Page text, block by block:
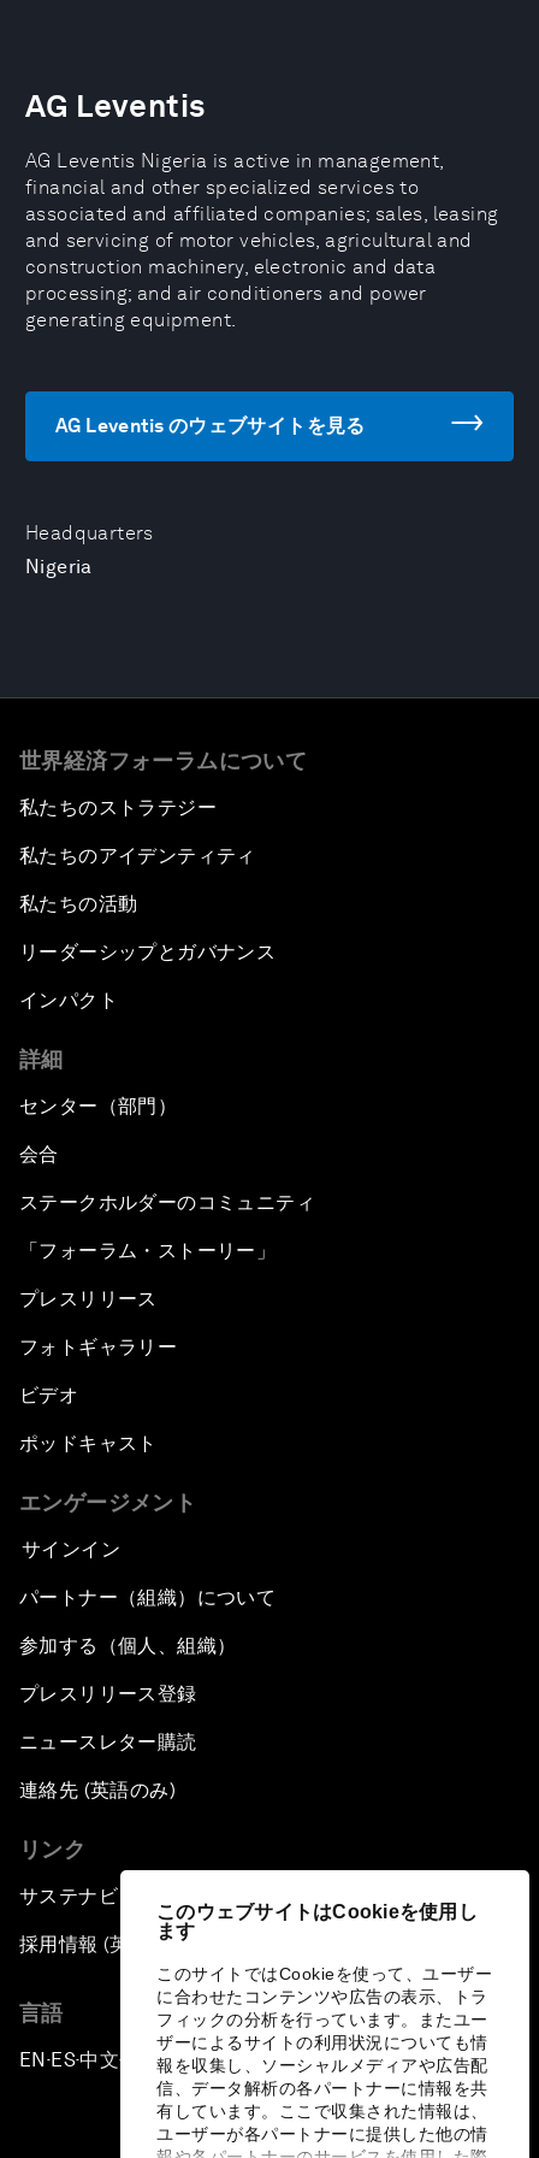
このウェブサイトはCookieを使用し
ます
このサイトではCookieを使って、ユーザー
に合わせたコンテンツや広告の表示、トラ
フィックの分析を行っています。またユー
ザーによるサイトの利用状況についても情
報を収集し、ソーシャルメディアや広告配
信、データ解析の各パートナーに情報を共
有しています。ここで収集された情報は、
ユーザーが各パートナーに提供した他の情
Headquarters
Nigeria
AG Leventis
AG Leventis Nigeria is active in management,
financial and other specialized services to
associated and affiliated companies; sales, leasing
and servicing of motor vehicles, agricultural and
construction machinery, electronic and data
processing; and air conditioners and power
generating equipment.
AG Leventis のウェブサイトを見る
世界経済フォーラムについて
私たちのストラテジー
私たちのアイデンティティ
私たちの活動
リーダーシップとガバナンス
インパクト
詳細
センター（部門）
会合
ステークホルダーのコミュニティ
「フォーラム・ストーリー」
プレスリリース
フォトギャラリー
ビデオ
ポッドキャスト
エンゲージメント
サインイン
パートナー（組織）について
参加する（個人、組織）
プレスリリース登録
ニュースレター購読
連絡先 (英語のみ)
リンク
サステナビリティへの取り組み
採用情報 (英語のみ)
言語
EN ▪ES▪中文▪ 日本語